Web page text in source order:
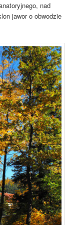
nad
jawor o obwodzie